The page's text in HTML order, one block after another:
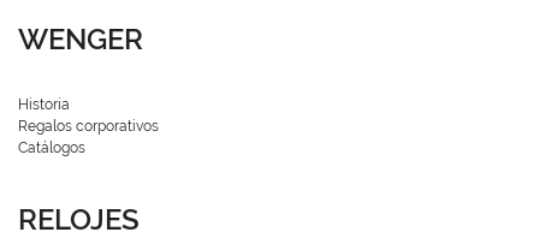
WENGER
Historia
Regalos corporativos
Catálogos
RELOJES